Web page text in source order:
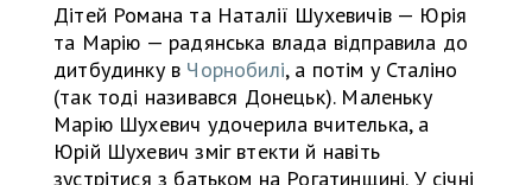
Дітей Романа та Наталії Шухевичів — Юрія
та Марію — радянська влада відправила до
дитбудинку в Чорнобилі, а потім у Сталіно
(так тоді називався Донецьк). Маленьку
Марію Шухевич удочерила вчителька, а
Юрій Шухевич зміг втекти й навіть
зустрітися з батьком на Рогатинщині. У січні